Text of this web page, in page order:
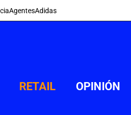
AgentesAdidas
RETAIL OPINIÓN